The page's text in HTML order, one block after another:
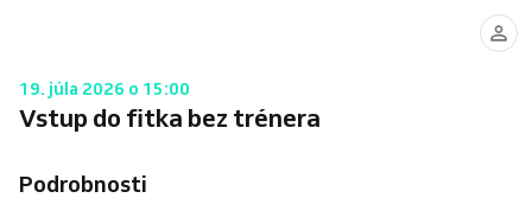
19. júla 2026 o 15:00
Vstup do fitka bez trénera
Podrobnosti